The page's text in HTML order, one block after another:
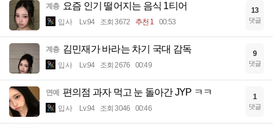
계층 요즘 인기 떨어지는 음식 1티어
입사 Lv.94 조회 3672 추천 1 00:53
13
댓글
계층 김민재가 바라는 차기 국대 감독
입사 Lv.94 조회 2676 00:49
9
댓글
연예 편의점 과자 먹고 눈 돌아간 JYP ㅋㅋ
입사 Lv.94 조회 3046 00:46
1
댓글